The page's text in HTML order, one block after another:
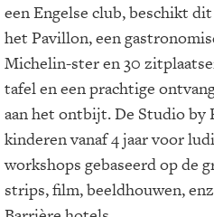
een Engelse club, beschikt
het Pavillon, een
Michelin-ster en 30
tafel en een prachtige
aan het ontbijt. De Studio
kinderen vanaf 4 jaar voor
workshops gebaseerd op de
strips, film, beeldhouwen,